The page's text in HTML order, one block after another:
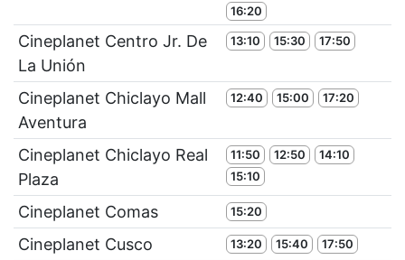
16:20
Cineplanet Centro Jr. De
La Unión
13:10 15:30 17:50
Cineplanet Chiclayo Mall
Aventura
12:40 15:00 17:20
Cineplanet Chiclayo Real
Plaza
11:50 12:50
14:10
15:10
Cineplanet Comas 15:20
Cineplanet Cusco 13:20 15:40 17:50